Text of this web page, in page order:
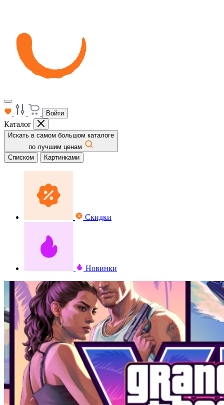
Войти
Каталог
Искать в самом большом каталоге
по лучшим ценам
Списком
Картинками
Скидки
Новинки